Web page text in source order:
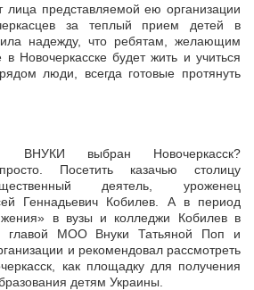
представляемой ею организации
за теплый прием детей в
надежду, что ребятам, желающим
в Новочеркасске будет жить и учиться
люди, всегда готовые протянуть
ВНУКИ выбран Новочеркасск?
Посетить казачью столицу
деятель, уроженец
Геннадьевич Кобилев. А в период
в вузы и колледжи Кобилев в
главой МОО Внуки Татьяной Поп и
и рекомендовал рассмотреть
как площадку для получения
детям Украины.